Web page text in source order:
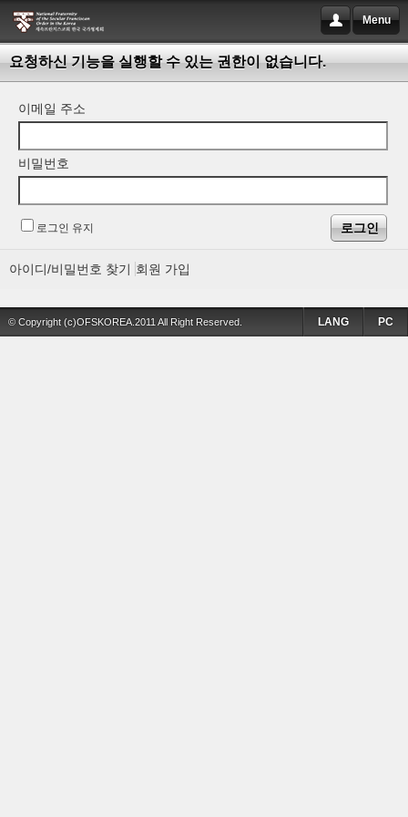
Menu
요청하신 기능을 실행할 수 있는 권한이 없습니다.
이메일 주소
비밀번호
로그인 유지
아이디/비밀번호 찾기 회원 가입
© Copyright (c)OFSKOREA.2011 All Right Reserved. PC
LANG